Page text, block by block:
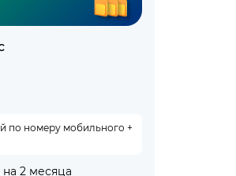
по номеру мобильного +
2 месяца